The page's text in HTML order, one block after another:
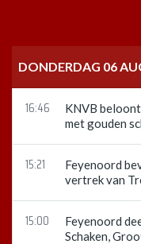
DONDERDAG 06
16:46
KNVB
met gouden
15:21
Feyenoord
vertrek van
15:00
Feyenoord
Schaken,